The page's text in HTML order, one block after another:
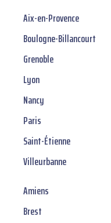
Aix-en-Provence
Boulogne-Billancourt
Grenoble
Lyon
Nancy
Paris
Saint-Étienne
Villeurbanne
Amiens
Brest